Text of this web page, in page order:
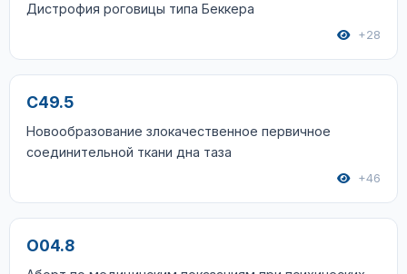
Дистрофия роговицы типа Беккера
+28
C49.5
Новообразование злокачественное первичное
соединительной ткани дна таза
+46
O04.8